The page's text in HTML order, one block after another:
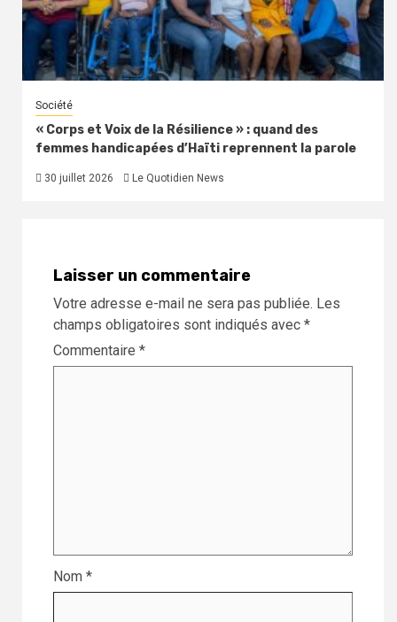
Société
« Corps et Voix de la Résilience » : quand des
femmes handicapées d’Haïti reprennent la parole
30 juillet 2026 Le Quotidien News
Laisser un commentaire
Votre adresse e-mail ne sera pas publiée. Les
champs obligatoires sont indiqués avec *
Commentaire *
Nom *